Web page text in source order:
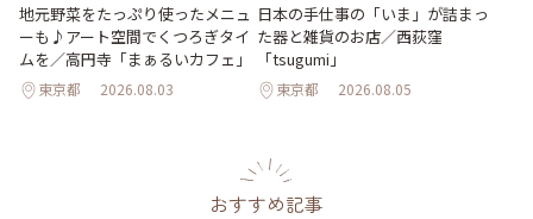
地元野菜をたっぷり使ったメニュ
ーも♪アート空間でくつろぎタイ
ムを／高円寺「まぁるいカフェ」
東京都 2026.08.03
日本の手仕事の「いま」が詰まっ
た器と雑貨のお店／西荻窪
「tsugumi」
東京都 2026.08.05
おすすめ記事